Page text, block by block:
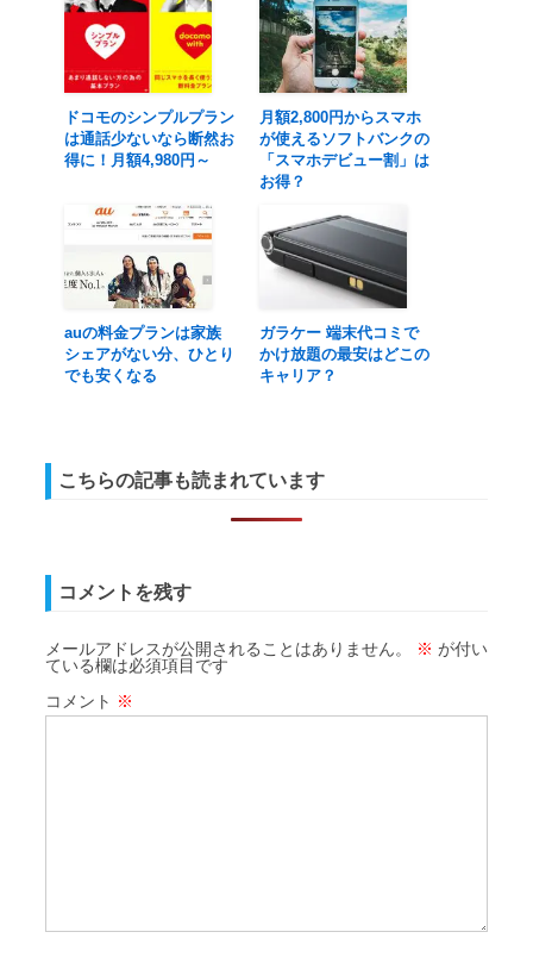
ドコモのシンプルプラン
は通話少ないなら断然お
得に！月額4,980円～
月額2,800円からスマホ
が使えるソフトバンクの
「スマホデビュー割」は
お得？
auの料金プランは家族
シェアがない分、ひとり
でも安くなる
ガラケー 端末代コミで
かけ放題の最安はどこの
キャリア？
こちらの記事も読まれています
コメントを残す
メールアドレスが公開されることはありません。 ※ が付い
ている欄は必須項目です
コメント ※